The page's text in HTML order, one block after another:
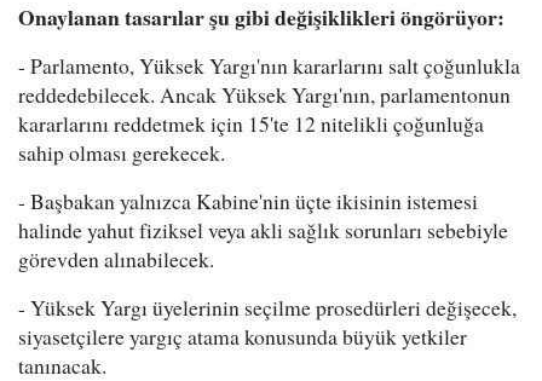
Onaylanan tasarılar şu gibi değişiklikleri öngörüyor:
- Parlamento, Yüksek Yargı'nın kararlarını salt çoğunlukla
reddedebilecek. Ancak Yüksek Yargı'nın, parlamentonun
kararlarını reddetmek için 15'te 12 nitelikli çoğunluğa
sahip olması gerekecek.
- Başbakan yalnızca Kabine'nin üçte ikisinin istemesi
halinde yahut fiziksel veya akli sağlık sorunları sebebiyle
görevden alınabilecek.
- Yüksek Yargı üyelerinin seçilme prosedürleri değişecek,
siyasetçilere yargıç atama konusunda büyük yetkiler
tanınacak.